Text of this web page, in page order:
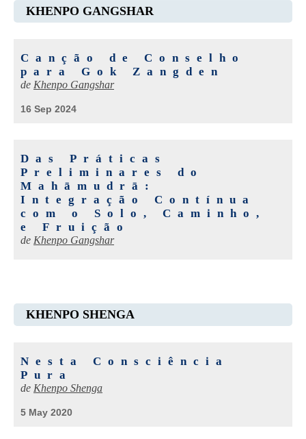
KHENPO GANGSHAR
Canção de Conselho
para Gok Zangden
de Khenpo Gangshar
16 Sep 2024
Das Práticas
Preliminares do
Mahāmudrā:
Integração Contínua
com o Solo, Caminho,
e Fruição
de Khenpo Gangshar
KHENPO SHENGA
Nesta Consciência
Pura
de Khenpo Shenga
5 May 2020